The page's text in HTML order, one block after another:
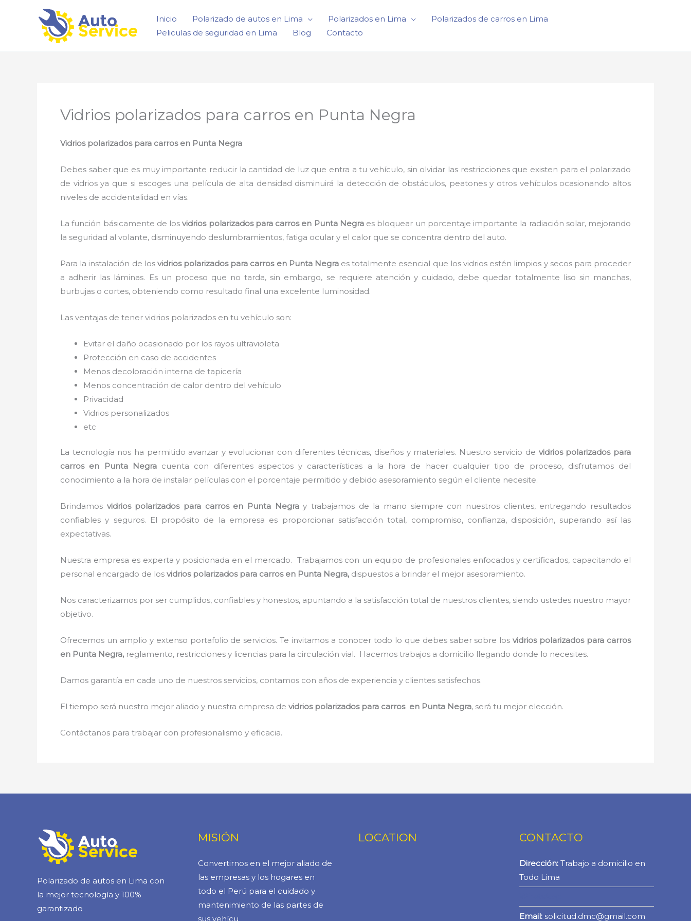
Inicio Polarizado de autos en Lima Polarizados en Lima
Polarizados de carros en Lima
Peliculas de seguridad en Lima
Blog Contacto
Vidrios polarizados para carros en Punta Negra
Vidrios polarizados para carros en Punta Negra
Debes saber que es muy importante reducir la cantidad de luz que entra a tu vehículo, sin olvidar las restricciones que existen para el polarizado
de vidrios ya que si escoges una película de alta densidad disminuirá la detección de obstáculos, peatones y otros vehículos ocasionando altos
niveles de accidentalidad en vías.
La función básicamente de losvidrios polarizados para carros en Punta Negra es bloquear un porcentaje importante la radiación solar, mejorando
la seguridad al volante, disminuyendo deslumbramientos, fatiga ocular y el calor que se concentra dentro del auto.
Para la instalación de los vidrios polarizados para carros en Punta Negra es totalmente esencial que los vidrios estén limpios y secos para proceder
a adherir las láminas. Es un proceso que no tarda, sin embargo, se requiere atención y cuidado, debe quedar totalmente liso sin manchas,
burbujas o cortes, obteniendo como resultado final una excelente luminosidad.
Las ventajas de tener vidrios polarizados en tu vehículo son:
Evitar el daño ocasionado por los rayos ultravioleta
Protección en caso de accidentes
Menos decoloración interna de tapicería
Menos concentración de calor dentro del vehículo
Privacidad
Vidrios personalizados
etc
La tecnología nos ha permitido avanzar y evolucionar con diferentes técnicas, diseños y materiales. Nuestro servicio de vidrios polarizados para
carros en Punta Negracuenta con diferentes aspectos y características a la hora de hacer cualquier tipo de proceso, disfrutamos del
conocimiento a la hora de instalar películas con el porcentaje permitido y debido asesoramiento según el cliente necesite.
Brindamos vidrios polarizados para carros en Punta Negray trabajamos de la mano siempre con nuestros clientes, entregando resultados
confiables y seguros. El propósito de la empresa es proporcionar satisfacción total, compromiso, confianza, disposición, superando así las
expectativas.
Nuestra empresa es experta y posicionada en el mercado. Trabajamos con un equipo de profesionales enfocados y certificados, capacitando el
personal encargado de los vidrios polarizados para carros en Punta Negra, dispuestos a brindar el mejor asesoramiento.
Nos caracterizamos por ser cumplidos, confiables y honestos, apuntando a la satisfacción total de nuestros clientes, siendo ustedes nuestro mayor
objetivo.
Ofrecemos un amplio y extenso portafolio de servicios. Te invitamos a conocer todo lo que debes saber sobre losvidrios polarizados para carros
en Punta Negra, reglamento, restricciones y licencias para la circulación vial. Hacemos trabajos a domicilio llegando donde lo necesites.
Damos garantía en cada uno de nuestros servicios, contamos con años de experiencia y clientes satisfechos.
El tiempo será nuestro mejor aliado y nuestra empresa de vidrios polarizados para carros en Punta Negra, será tu mejor elección.
Contáctanos para trabajar con profesionalismo y eficacia.
Polarizado de autos en Lima con
la mejor tecnología y 100%
garantizado
MISIÓN
Convertirnos en el mejor aliado de
las empresas y los hogares en
todo el Perú para el cuidado y
mantenimiento de las partes de
sus vehícu
LOCATION CONTACTO
Dirección:Trabajo a domicilio en
Todo Lima
Email: solicitud.dmc@gmail.com